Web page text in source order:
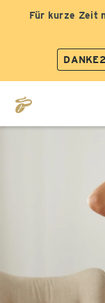
Für kurze Zeit